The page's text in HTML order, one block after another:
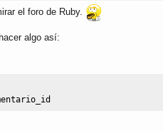
el foro de Ruby.
algo así: